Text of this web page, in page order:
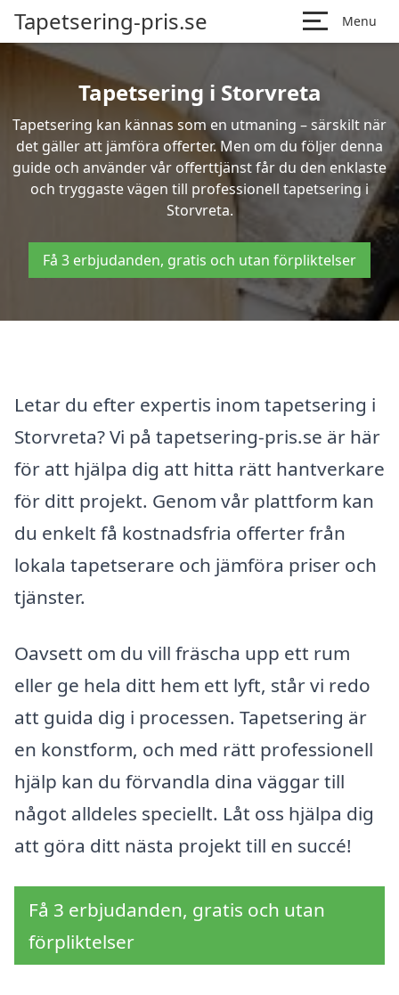
Tapetsering-pris.se Menu
Tapetsering i Storvreta
Tapetsering kan kännas som en utmaning – särskilt när
det gäller att jämföra offerter. Men om du följer denna
guide och använder vår offerttjänst får du den enklaste
och tryggaste vägen till professionell tapetsering i
Storvreta.
Få 3 erbjudanden, gratis och utan förpliktelser
Letar du efter expertis inom tapetsering i
Storvreta? Vi på tapetsering-pris.se är här
för att hjälpa dig att hitta rätt hantverkare
för ditt projekt. Genom vår plattform kan
du enkelt få kostnadsfria offerter från
lokala tapetserare och jämföra priser och
tjänster.
Oavsett om du vill fräscha upp ett rum
eller ge hela ditt hem ett lyft, står vi redo
att guida dig i processen. Tapetsering är
en konstform, och med rätt professionell
hjälp kan du förvandla dina väggar till
något alldeles speciellt. Låt oss hjälpa dig
att göra ditt nästa projekt till en succé!
Få 3 erbjudanden, gratis och utan
förpliktelser